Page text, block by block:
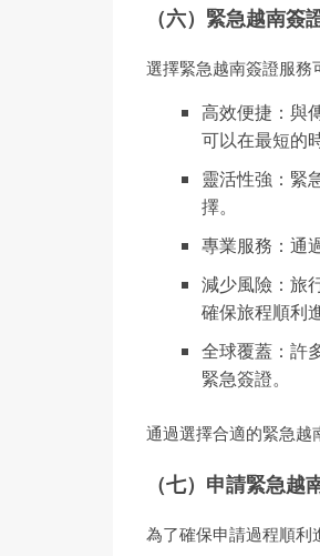
（六）緊急越南簽
選擇緊急越南簽證服務
高效便捷：與
可以在最短的
靈活性強：緊
擇。
專業服務：通
減少風險：旅
確保旅程順利
全球覆蓋：許
緊急簽證。
通過選擇合適的緊急越
（七）申請緊急
為了確保申請過程順利